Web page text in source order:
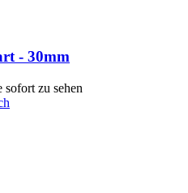
- 30mm
sofort zu sehen